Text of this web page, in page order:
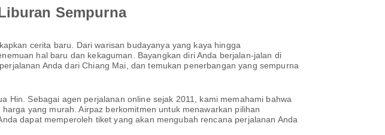
Sempurna
cerita baru. Dari warisan budayanya yang kaya hingga
hal baru dan kekaguman. Bayangkan diri Anda berjalan-jalan di
Anda dari Chiang Mai, dan temukan penerbangan yang sempurna
Hin. Sebagai agen perjalanan online sejak 2011, kami memahami bahwa
yang murah. Airpaz berkomitmen untuk menawarkan pilihan
dapat memperoleh tiket yang akan mengubah rencana perjalanan Anda